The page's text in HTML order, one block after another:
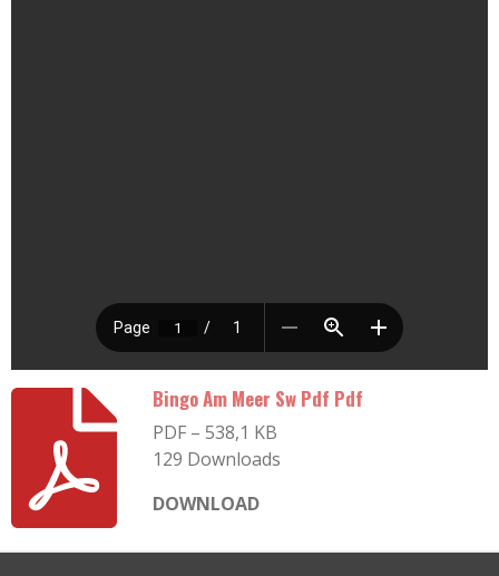
Bingo Am Meer Sw Pdf Pdf
PDF – 538,1 KB
129 Downloads
DOWNLOAD